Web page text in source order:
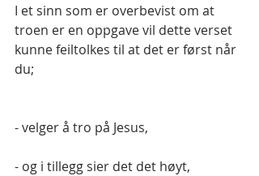
I et sinn som er overbevist om at
troen er en oppgave vil dette verset
kunne feiltolkes til at det er først når
du;
- velger å tro på Jesus,
- og i tillegg sier det det høyt,